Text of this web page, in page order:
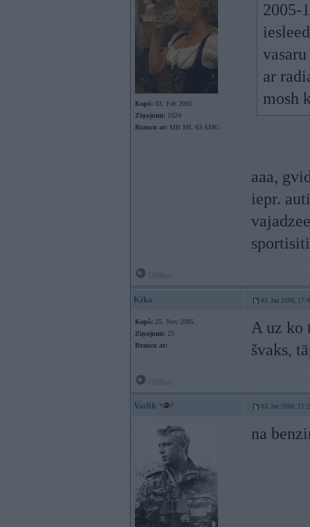
Kopš: 03. Feb 2005
Ziņojumi: 1624
Braucu ar: MB ML 63 AMG
2005-
ar
mosh
aaa,
iepr.
Kiko 03. Jan 2006,
Kopš: 25. Nov 2005
Ziņojumi: 25
Braucu ar:
A uz ko
švaks,
Vadik 03. Jan 2006,
na